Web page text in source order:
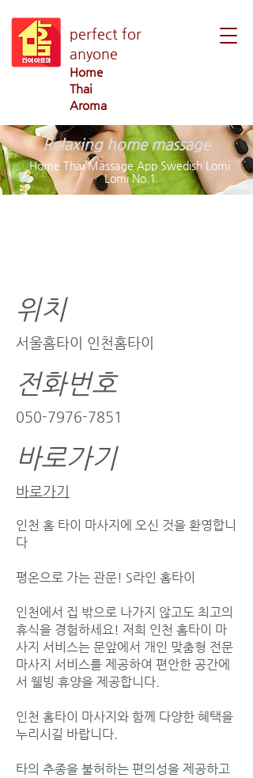
perfect for
anyone
Home
Thai
Aroma
Relaxing home massage
Home Thai Massage App Swedish Lomi
Lomi No.1
위치
서울홈타이 인천홈타이
전화번호
050-7976-7851
바로가기
바로가기
인천 홈 타이 마사지에 오신 것을 환영합니
다
평온으로 가는 관문! S라인 홈타이
인천에서 집 밖으로 나가지 않고도 최고의
휴식을 경험하세요! 저희 인천 홈타이 마
사지 서비스는 문앞에서 개인 맞춤형 전문
마사지 서비스를 제공하여 편안한 공간에
서 웰빙 휴양을 제공합니다.
인천 홈타이 마사지와 함께 다양한 혜택을
누리시길 바랍니다.
타의 추종을 불허하는 편의성을 제공하고